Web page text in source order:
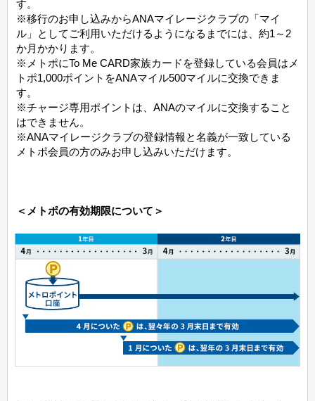
す。
※移行のお申し込みからANAマイレージクラブの「マイ
ル」としてご利用いただけるようになるまでには、約1～2
か月かかります。
※メトポにTo Me CARD家族カードを登録している会員はメ
トポ1,000ポイントをANAマイル500マイルに交換できま
す。
※チャージ専用ポイントは、ANAのマイルに交換すること
はできません。
※ANAマイレージクラブの登録情報と名義が一致している
メトポ会員の方のみお申し込みいただけます。
＜メトポの有効期限について＞